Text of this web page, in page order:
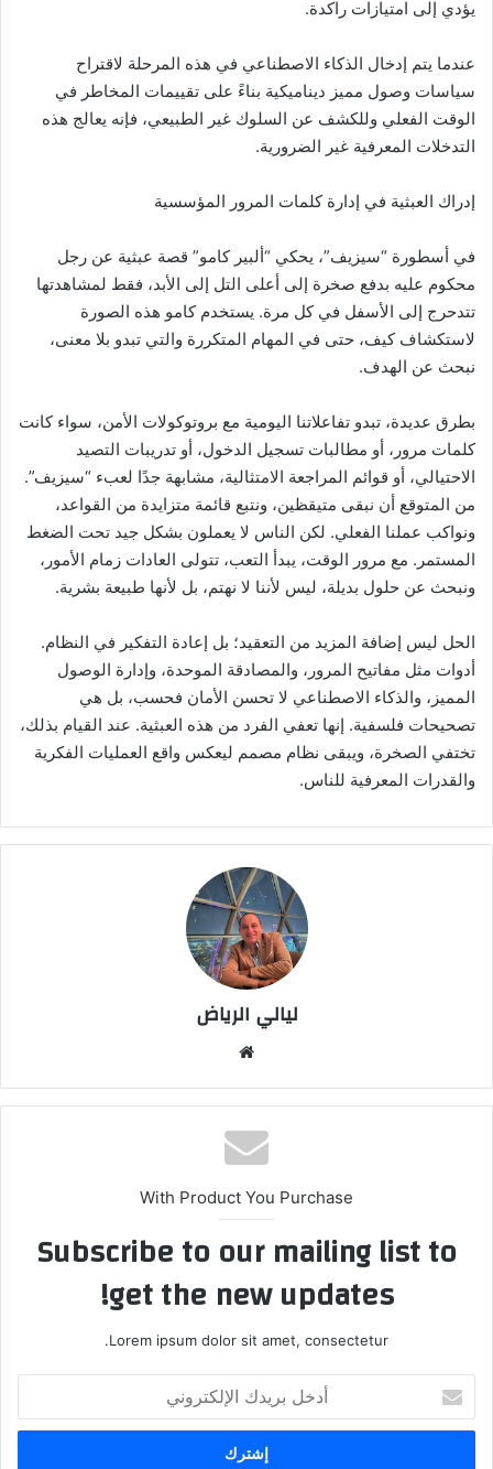
يؤدي إلى امتيازات راكدة.
عندما يتم إدخال الذكاء الاصطناعي في هذه المرحلة لاقتراح
سياسات وصول مميز ديناميكية بناءً على تقييمات المخاطر في
الوقت الفعلي وللكشف عن السلوك غير الطبيعي، فإنه يعالج هذه
التدخلات المعرفية غير الضرورية.
إدراك العبثية في إدارة كلمات المرور المؤسسية
في أسطورة “سيزيف”، يحكي “ألبير كامو” قصة عبثية عن رجل
محكوم عليه بدفع صخرة إلى أعلى التل إلى الأبد، فقط لمشاهدتها
تتدحرج إلى الأسفل في كل مرة. يستخدم كامو هذه الصورة
لاستكشاف كيف، حتى في المهام المتكررة والتي تبدو بلا معنى،
نبحث عن الهدف.
بطرق عديدة، تبدو تفاعلاتنا اليومية مع بروتوكولات الأمن، سواء كانت
كلمات مرور، أو مطالبات تسجيل الدخول، أو تدريبات التصيد
الاحتيالي، أو قوائم المراجعة الامتثالية، مشابهة جدًا لعبء “سيزيف”.
من المتوقع أن نبقى متيقظين، ونتبع قائمة متزايدة من القواعد،
ونواكب عملنا الفعلي. لكن الناس لا يعملون بشكل جيد تحت الضغط
المستمر. مع مرور الوقت، يبدأ التعب، تتولى العادات زمام الأمور،
ونبحث عن حلول بديلة، ليس لأننا لا نهتم، بل لأنها طبيعة بشرية.
الحل ليس إضافة المزيد من التعقيد؛ بل إعادة التفكير في النظام.
أدوات مثل مفاتيح المرور، والمصادقة الموحدة، وإدارة الوصول
المميز، والذكاء الاصطناعي لا تحسن الأمان فحسب، بل هي
تصحيحات فلسفية. إنها تعفي الفرد من هذه العبثية. عند القيام بذلك،
تختفي الصخرة، ويبقى نظام مصمم ليعكس واقع العمليات الفكرية
والقدرات المعرفية للناس.
ليالي الرياض
الوي
ب
With Product You Purchase
Subscribe to our mailing list to
get the new updates!
Lorem ipsum dolor sit amet, consectetur.
خ